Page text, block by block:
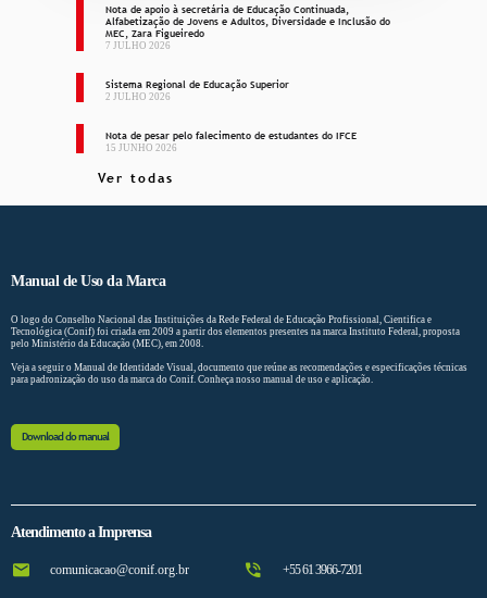
Nota de apoio à secretária de Educação Continuada,
Alfabetização de Jovens e Adultos, Diversidade e Inclusão do
MEC, Zara Figueiredo
7 JULHO 2026
Sistema Regional de Educação Superior
2 JULHO 2026
Nota de pesar pelo falecimento de estudantes do IFCE
15 JUNHO 2026
Ver todas
Manual de Uso da Marca
O logo do Conselho Nacional das Instituições da Rede Federal de Educação Profissional, Cientifica e
Tecnológica (Conif) foi criada em 2009 a partir dos elementos presentes na marca Instituto Federal, proposta
pelo Ministério da Educação (MEC), em 2008.
Veja a seguir o Manual de Identidade Visual, documento que reúne as recomendações e especificações técnicas
para padronização do uso da marca do Conif. Conheça nosso manual de uso e aplicação.
Download do manual
Atendimento a Imprensa
comunicacao@conif.org.br +55 61 3966-7201